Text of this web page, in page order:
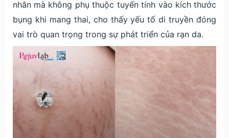
nhân mà không phụ thuộc tuyến tính vào kích thước
bụng khi mang thai, cho thấy yếu tố di truyền đóng
vai trò quan trọng trong sự phát triển của rạn da.